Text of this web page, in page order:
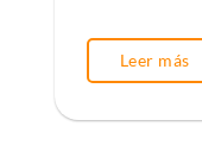
Leer más